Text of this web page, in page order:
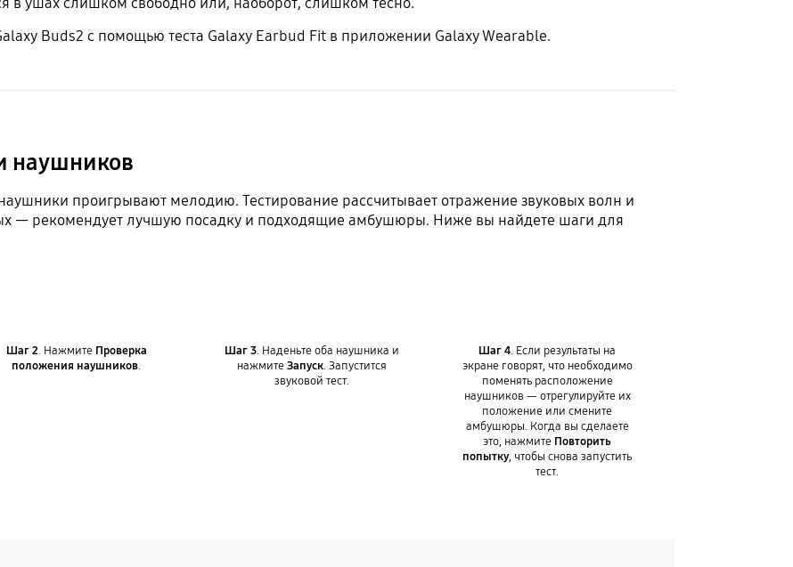
Buds2 с помощью теста Galaxy Earbud Fit в приложении Galaxy Wearable.
наушников
проигрывают мелодию. Тестирование рассчитывает отражение звуковых волн и
— рекомендует лучшую посадку и подходящие амбушюры. Ниже вы найдете шаги для
Шаг 2. Нажмите Проверка
положения наушников.
Шаг 3. Наденьте оба наушника и
нажмитеЗапуск. Запустится
звуковой тест.
Шаг 4. Если результаты на
экране говорят, что необходимо
поменять расположение
наушников — отрегулируйте их
положение или смените
амбушюры. Когда вы сделаете
это, нажмите Повторить
попытку, чтобы снова запустить
тест.